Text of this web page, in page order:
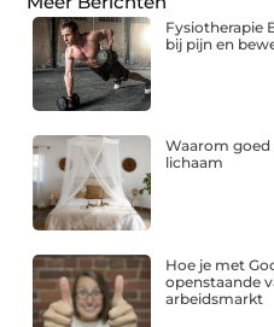
Fysiotherapie
bij pijn en
Waarom
lichaam
Hoe je met
openstaande
arbeidsmarkt